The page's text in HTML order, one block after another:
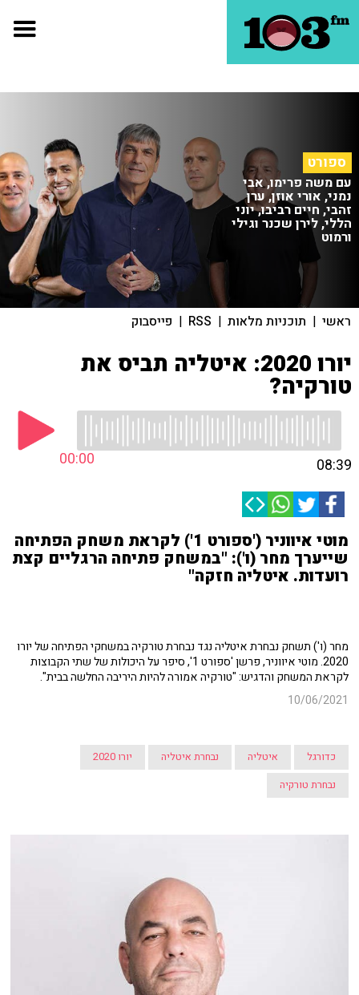
ספורט
עם משה פרימו, אבי
נמני, אורי אוזן, ערן
זהבי, חיים רביבו, יוני
הללי, לירן שכנר וגילי
ורמוט
ראשי | תוכניות מלאות |
RSS
| פייסבוק
יורו 2020: איטליה תביס את
טורקיה?
00:00 08:39
מוטי איווניר ('ספורט 1') לקראת משחק הפתיחה
שייערך מחר (ו'): "במשחק פתיחה הרגליים קצת
רועדות. איטליה חזקה"
מחר (ו') תשחק נבחרת איטליה נגד נבחרת טורקיה במשחקי הפתיחה של יורו
2020. מוטי איווניר, פרשן 'ספורט 1', סיפר על היכולות של שתי הקבוצות
לקראת המשחק והדגיש: "טורקיה אמורה להיות היריבה החלשה בבית".
10/06/2021
כדורגל איטליה נבחרת איטליה
יורו 2020
נבחרת טורקיה